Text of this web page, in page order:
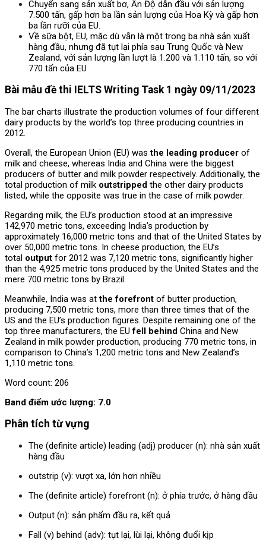
Chuyển sang sản xuất bơ, Ấn Độ dẫn đầu với sản lượng
7.500 tấn, gấp hơn ba lần sản lượng của Hoa Kỳ và gấp hơn
ba lần rưỡi của EU.
Về sữa bột, EU, mặc dù vẫn là một trong ba nhà sản xuất
hàng đầu, nhưng đã tụt lại phía sau Trung Quốc và New
Zealand, với sản lượng lần lượt là 1.200 và 1.110 tấn, so với
770 tấn của EU
Bài mẫu đề thi IELTS Writing Task 1 ngày 09/11/2023
The bar charts illustrate the production volumes of four different
dairy products by the world’s top three producing countries in
2012.
Overall, the European Union (EU) wasthe leading producer of
milk and cheese, whereas India and China were the biggest
producers of butter and milk powder respectively. Additionally, the
total production of milk outstripped the other dairy products
listed, while the opposite was true in the case of milk powder.
Regarding milk, the EU’s production stood at an impressive
142,970 metric tons, exceeding India’s production by
approximately 16,000 metric tons and that of the United States by
over 50,000 metric tons. In cheese production, the EU’s
total output for 2012 was 7,120 metric tons, significantly higher
than the 4,925 metric tons produced by the United States and the
mere 700 metric tons by Brazil.
Meanwhile, India was atthe forefront of butter production,
producing 7,500 metric tons, more than three times that of the
US and the EU’s production figures. Despite remaining one of the
top three manufacturers, the EUfell behind China and New
Zealand in milk powder production, producing 770 metric tons, in
comparison to China’s 1,200 metric tons and New Zealand’s
1,110 metric tons.
Word count: 206
Band điểm ước lượng: 7.0
Phân tích từ vựng
The (definite article) leading (adj) producer (n): nhà sản xuất
hàng đầu
outstrip (v): vượt xa, lớn hơn nhiều
The (definite article) forefront (n): ở phía trước, ở hàng đầu
Output (n): sản phẩm đầu ra, kết quả
Fall (v) behind (adv): tụt lại, lùi lại, không đuổi kịp